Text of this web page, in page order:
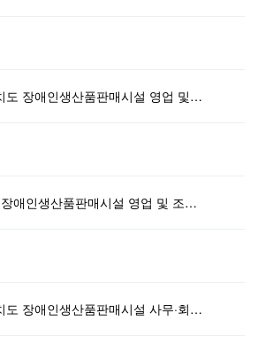
도 장애인생산품판매시설 영업 및…
애인생산품판매시설 영업 및 조…
도 장애인생산품판매시설 사무·회…